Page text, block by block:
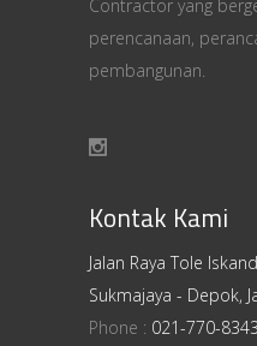
Contractor yang
perencanaan,
pembangunan.
Kontak Kami
Jalan Raya Tole
Sukmajaya - Depok,
Phone : 021-770-8343